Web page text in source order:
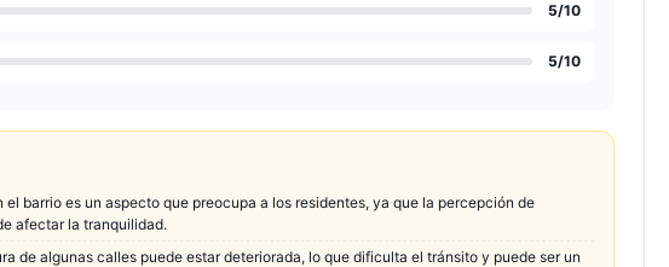
5/10
5/10
el barrio es un aspecto que preocupa a los residentes, ya que la percepción de
afectar la tranquilidad.
de algunas calles puede estar deteriorada, lo que dificulta el tránsito y puede ser un